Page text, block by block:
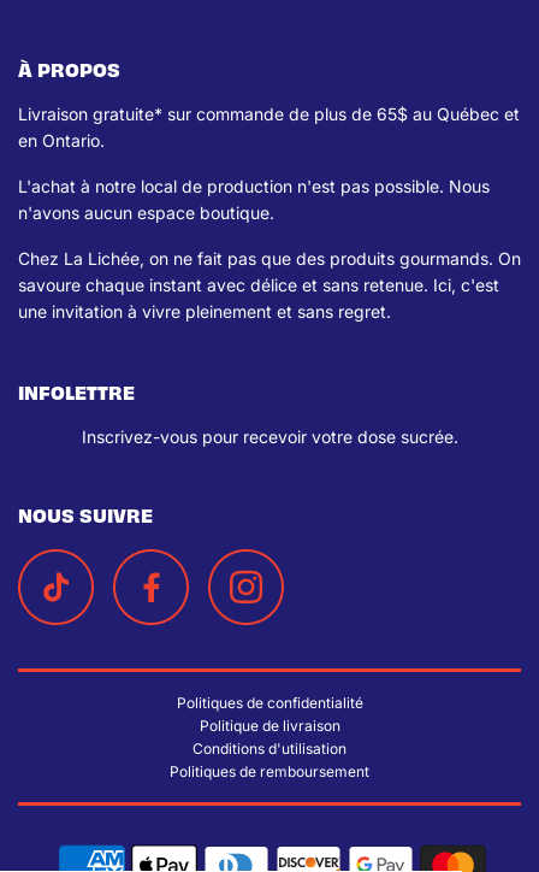
À PROPOS
Livraison gratuite* sur commande de plus de 65$ au Québec et
en Ontario.
L'achat à notre local de production n'est pas possible. Nous
n'avons aucun espace boutique.
Chez La Lichée, on ne fait pas que des produits gourmands. On
savoure chaque instant avec délice et sans retenue. Ici, c'est
une invitation à vivre pleinement et sans regret.
INFOLETTRE
Inscrivez-vous pour recevoir votre dose sucrée.
NOUS SUIVRE
Politiques de confidentialité
Politique de livraison
Conditions d'utilisation
Politiques de remboursement